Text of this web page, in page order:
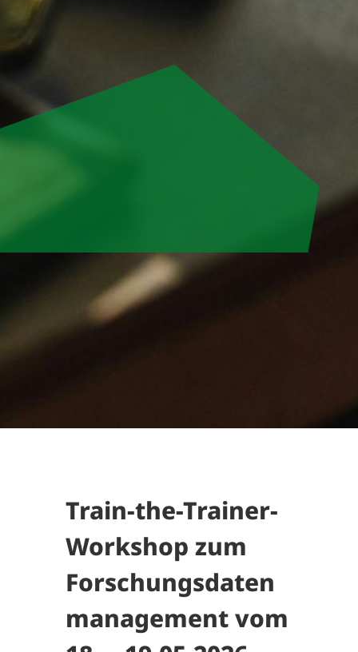
Train-the-Trainer-
Workshop zum
Forschungsdaten
management vom